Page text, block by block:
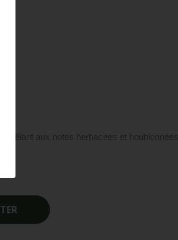
mêlant aux notes herbacées et houblonnées.